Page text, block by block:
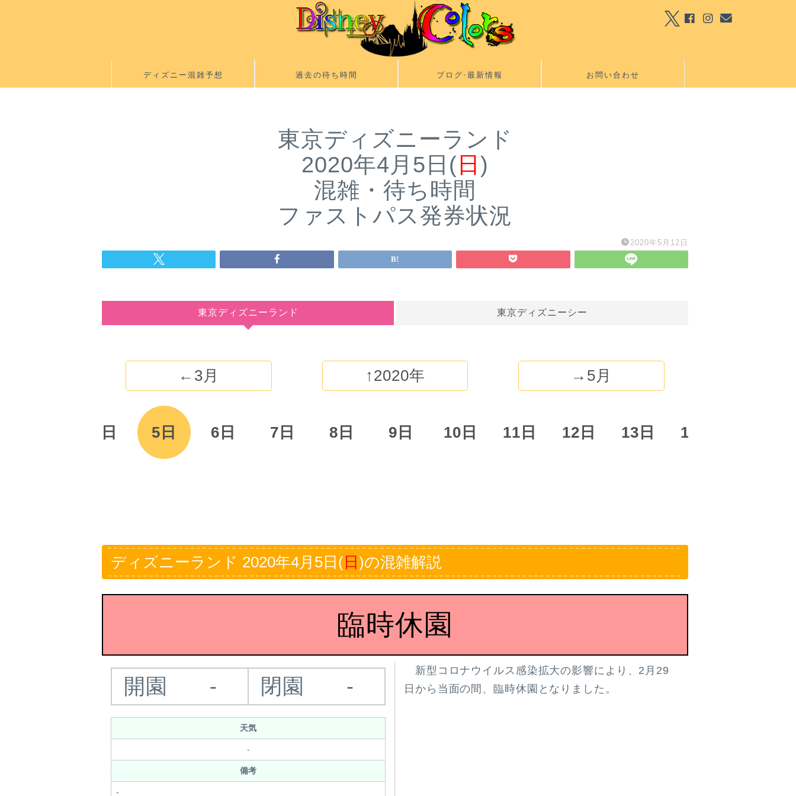
ディズニー混雑予想 過去の待ち時間 ブログ-最新情報 お問い合わせ
東京ディズニーランド
2020年4月5日( 日 )
混雑・待ち時間
ファストパス発券状況
2020年5月12日
東京ディズニーランド 東京ディズニーシー
←3月 ↑2020年 →5月
4日 5日 6日 7日 8日 9日 10日 11日 12日 13日 14日
ディズニーランド 2020年4月5日(日)の混雑解説
臨時休園
開園 - 閉園 -
天気
-
備考
-
新型コロナウイルス感染拡大の影響により、2月29
日から当面の間、臨時休園となりました。